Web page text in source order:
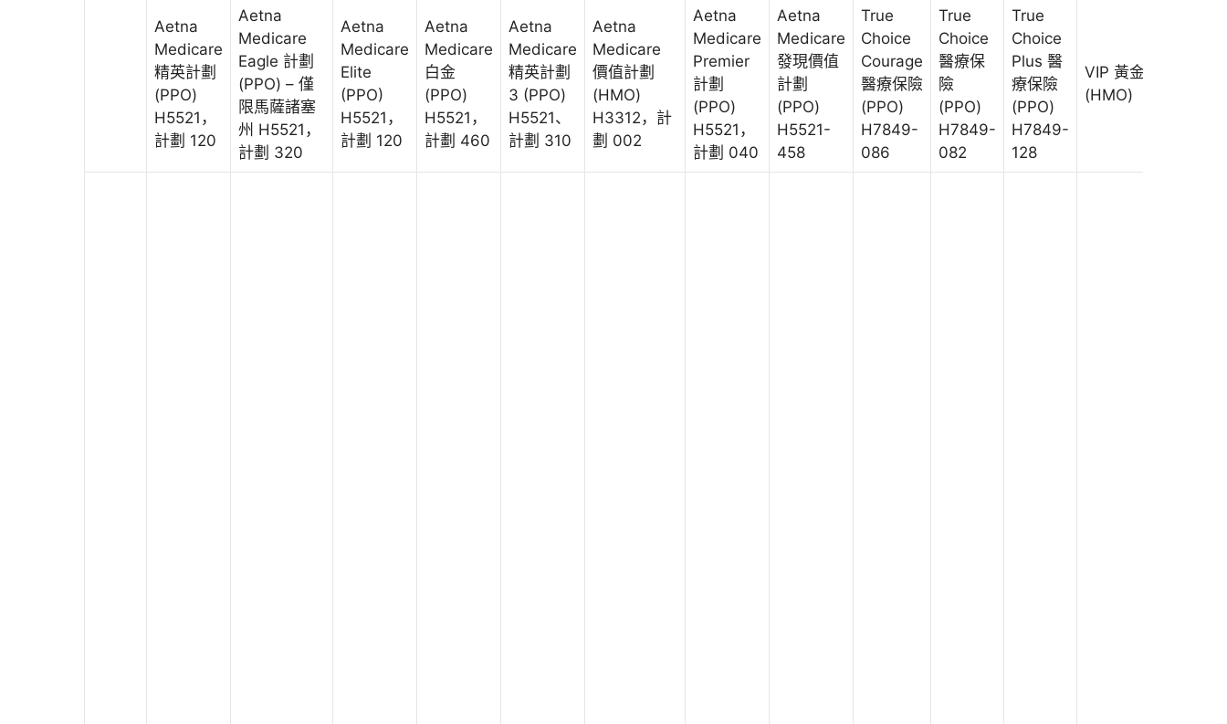
Aetna
Medicare
精英計劃
(PPO)
H5521，
計劃 120
Aetna
Medicare
Eagle 計劃
(PPO) – 僅
限馬薩諸塞
州 H5521，
計劃 320
Aetna
Medicare
Elite
(PPO)
H5521，
計劃 120
Aetna
Medicare
白金
(PPO)
H5521，
計劃 460
Aetna
Medicare
精英計劃
3 (PPO)
H5521、
計劃 310
Aetna
Medicare
價值計劃
(HMO)
H3312，計
劃 002
Aetna
Medicare
Premier
計劃
(PPO)
H5521，
計劃 040
Aetna
Medicare
發現價值
計劃
(PPO)
H5521-
458
True
Choice
Courage
醫療保險
(PPO)
H7849-
086
True
Choice
醫療保
險
(PPO)
H7849-
082
True
Choice
Plus 醫
療保險
(PPO)
H7849-
128
VIP 黃金
(HMO)